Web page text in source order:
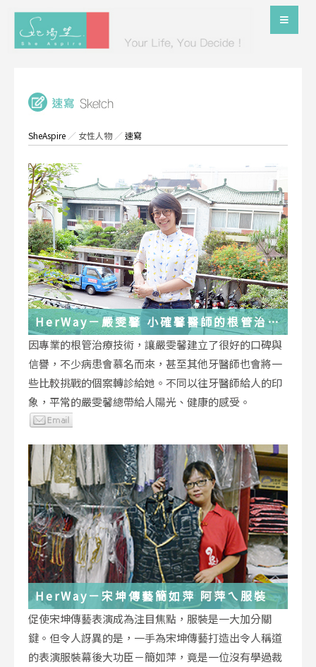
SheAspire ／ 女性人物／速寫
HerWay－嚴雯馨 小確馨醫師的根管治療
小確幸
因專業的根管治療技術，讓嚴雯馨建立了很好的口碑與
信譽，不少病患會慕名而來，甚至其他牙醫師也會將一
些比較挑戰的個案轉診給她。不同以往牙醫師給人的印
象，平常的嚴雯馨總帶給人陽光、健康的感受。
HerWay－宋坤傳藝簡如萍 阿萍ㄟ服裝
促使宋坤傳藝表演成為注目焦點，服裝是一大加分關
鍵。但令人訝異的是，一手為宋坤傳藝打造出令人稱道
的表演服裝幕後大功臣－簡如萍，竟是一位沒有學過裁